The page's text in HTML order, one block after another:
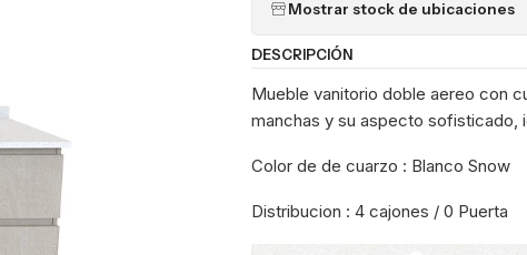
Mostrar stock de ubicaciones
DESCRIPCIÓN
Mueble vanitorio doble aereo con
manchas y su aspecto sofisticado,
Color de de cuarzo : Blanco Snow
Distribucion : 4 cajones / 0 Puerta